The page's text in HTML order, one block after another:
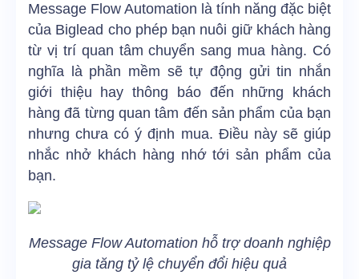
Message Flow Automation là tính năng đặc biệt
của Biglead cho phép bạn nuôi giữ khách hàng
từ vị trí quan tâm chuyển sang mua hàng. Có
nghĩa là phần mềm sẽ tự động gửi tin nhắn
giới thiệu hay thông báo đến những khách
hàng đã từng quan tâm đến sản phẩm của bạn
nhưng chưa có ý định mua. Điều này sẽ giúp
nhắc nhở khách hàng nhớ tới sản phẩm của
bạn.
Message Flow Automation hỗ trợ doanh nghiệp
gia tăng tỷ lệ chuyển đổi hiệu quả